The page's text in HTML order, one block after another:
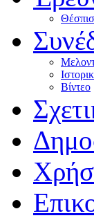
Βίντεο